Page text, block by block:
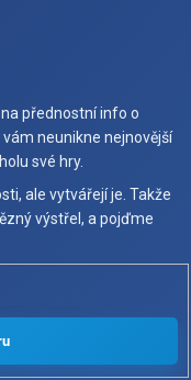
přednostní info o
neunikne nejnovější
své hry.
ale vytvářejí je. Takže
výstřel, a pojďme